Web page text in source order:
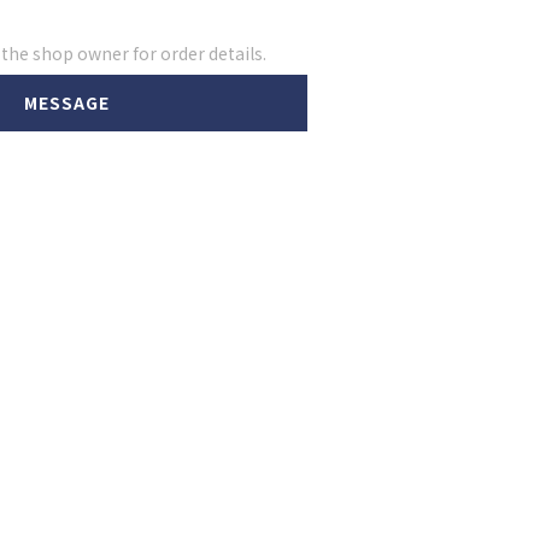
the shop owner for order details.
MESSAGE